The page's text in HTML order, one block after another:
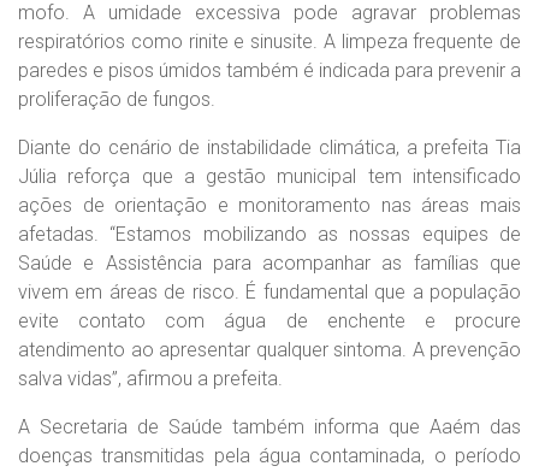
mofo. A umidade excessiva pode agravar problemas
respiratórios como rinite e sinusite. A limpeza frequente de
paredes e pisos úmidos também é indicada para prevenir a
proliferação de fungos.
Diante do cenário de instabilidade climática, a prefeita Tia
Júlia reforça que a gestão municipal tem intensificado
ações de orientação e monitoramento nas áreas mais
afetadas. “Estamos mobilizando as nossas equipes de
Saúde e Assistência para acompanhar as famílias que
vivem em áreas de risco. É fundamental que a população
evite contato com água de enchente e procure
atendimento ao apresentar qualquer sintoma. A prevenção
salva vidas”, afirmou a prefeita.
A Secretaria de Saúde também informa que Aaém das
doenças transmitidas pela água contaminada, o período